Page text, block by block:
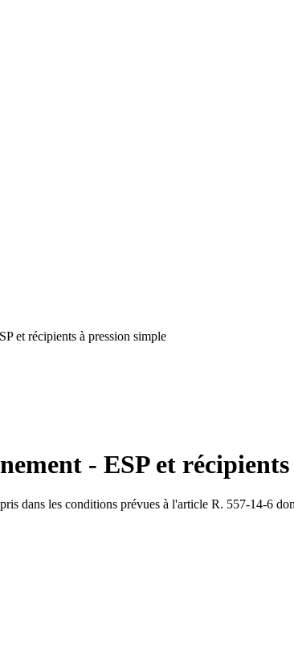
et récipients à pression simple
- ESP et
dans les conditions prévues à l'article R. 557-14-6